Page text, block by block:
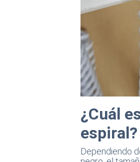
¿Cuál
espiral?
Dependiendo